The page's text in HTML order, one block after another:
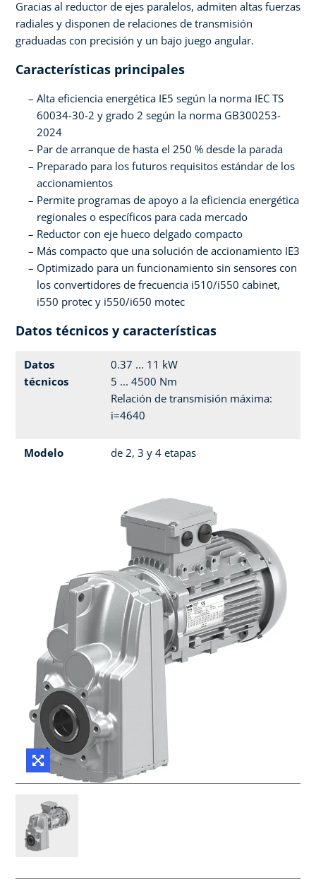
Gracias al reductor de ejes paralelos, admiten altas fuerzas
radiales y disponen de relaciones de transmisión
graduadas con precisión y un bajo juego angular.
Características principales
Alta eficiencia energética IE5 según la norma IEC TS
60034-30-2 y grado 2 según la norma GB300253-
2024
Par de arranque de hasta el 250 % desde la parada
Preparado para los futuros requisitos estándar de los
accionamientos
Permite programas de apoyo a la eficiencia energética
regionales o específicos para cada mercado
Reductor con eje hueco delgado compacto
Más compacto que una solución de accionamiento IE3
Optimizado para un funcionamiento sin sensores con
los convertidores de frecuencia i510/i550 cabinet,
i550 protec y i550/i650 motec
Datos técnicos y características
Datos
técnicos
0.37 ... 11 kW
5 ... 4500 Nm
Relación de transmisión máxima:
i=4640
Modelo de 2, 3 y 4 etapas